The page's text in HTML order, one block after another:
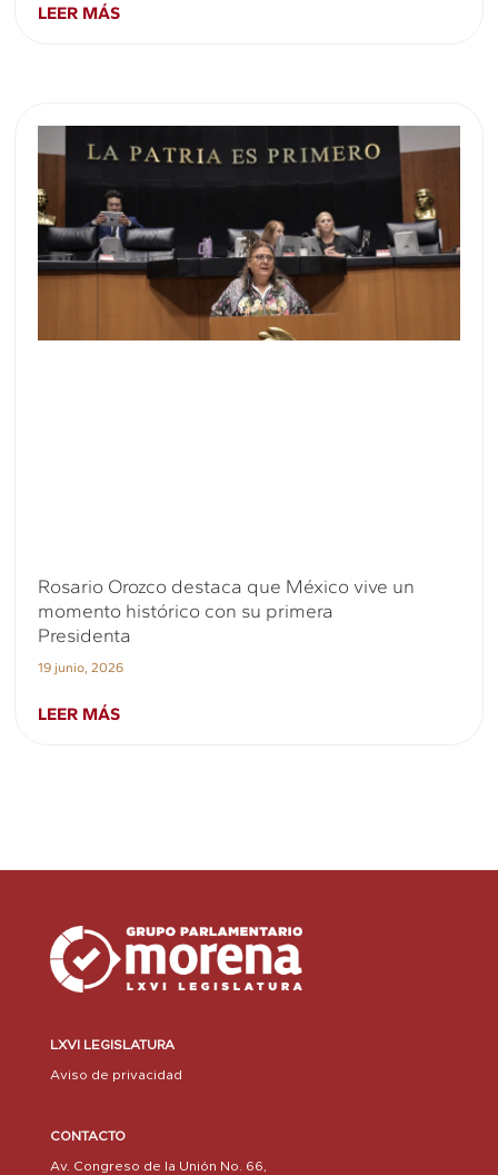
LEER MÁS
Rosario Orozco destaca que México vive un
momento histórico con su primera
Presidenta
19 junio, 2026
LEER MÁS
LXVI LEGISLATURA
Aviso de privacidad
CONTACTO
Av. Congreso de la Unión No. 66,